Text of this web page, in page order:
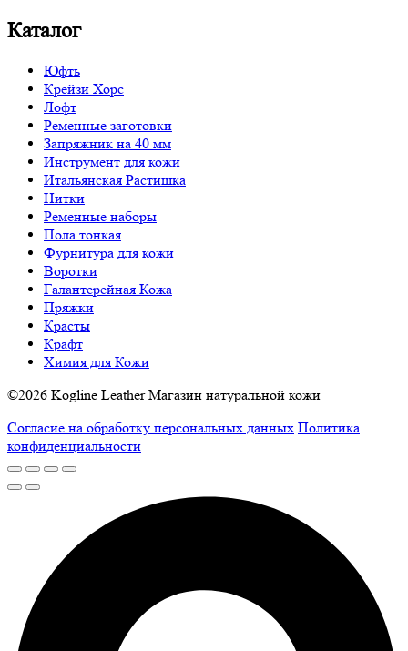
Каталог
Юфть
Крейзи Хорс
Лофт
Ременные заготовки
Запряжник на 40 мм
Инструмент для кожи
Итальянская Растишка
Нитки
Ременные наборы
Пола тонкая
Фурнитура для кожи
Воротки
Галантерейная Кожа
Пряжки
Красты
Крафт
Химия для Кожи
©2026 Kogline Leather Магазин натуральной кожи
Согласие на обработку персональных данных Политика
конфиденциальности